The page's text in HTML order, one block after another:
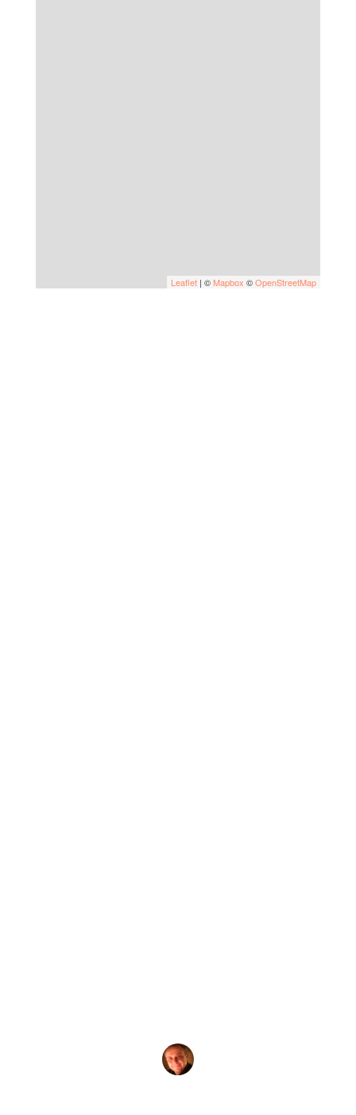
Leaflet | ©Mapbox ©OpenStreetMap